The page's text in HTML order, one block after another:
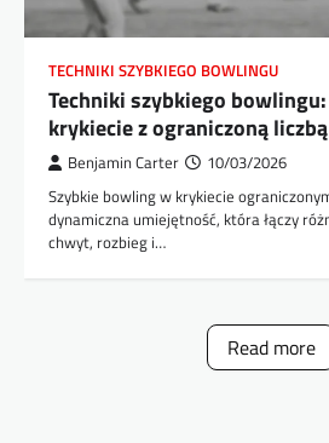
TECHNIKI SZYBKIEGO BOWLINGU
Techniki szybkiego
krykiecie z ograniczoną
Benjamin Carter 10/03/2026
Szybkie bowling w krykiecie
dynamiczna umiejętność, która łączy
chwyt, rozbieg i…
Read more